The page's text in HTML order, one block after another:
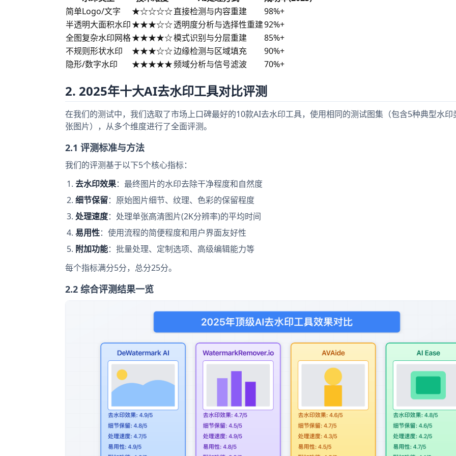
简单Logo/文字
★☆☆☆☆直接检测与内容重建
98%+
半透明大面积水印★★★☆☆透明度分析与选择性重建92%+
全图复杂水印网格★★★★☆模式识别与分层重建
85%+
不规则形状水印
★★★☆☆边缘检测与区域填充
90%+
隐形/数字水印
★★★★★频域分析与信号滤波 70%+
2. 2025年十大AI去水印工具对比评测
在我们的测试中，我们选取了市场上口碑最好的10款AI去水印工具，使用相同的测试图集（包含5种典型水印
张图片），从多个维度进行了全面评测。
2.1 评测标准与方法
我们的评测基于以下5个核心指标：
去水印效果：最终图片的水印去除干净程度和自然度
细节保留：原始图片细节、纹理、色彩的保留程度
处理速度：处理单张高清图片(2K分辨率)的平均时间
易用性：使用流程的简便程度和用户界面友好性
附加功能：批量处理、定制选项、高级编辑能力等
每个指标满分5分，总分25分。
2.2 综合评测结果一览